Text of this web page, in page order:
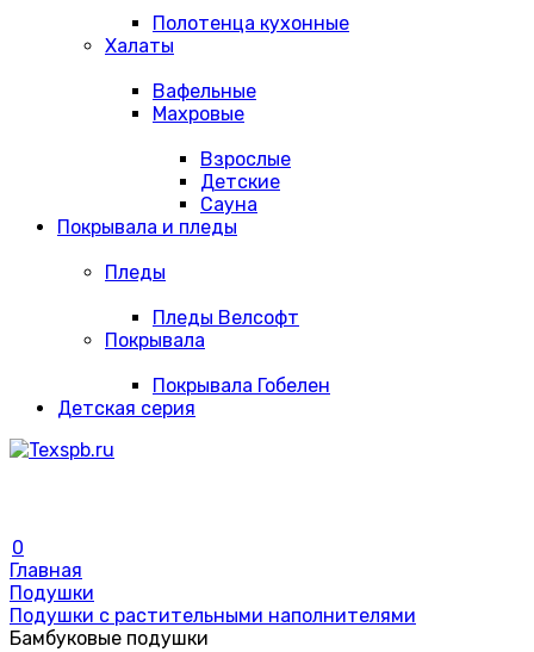
Полотенца кухонные
Халаты
Вафельные
Махровые
Взрослые
Детские
Сауна
Покрывала и пледы
Пледы
Пледы Велсофт
Покрывала
Покрывала Гобелен
Детская серия
0
Главная
Подушки
Подушки с растительными наполнителями
Бамбуковые подушки